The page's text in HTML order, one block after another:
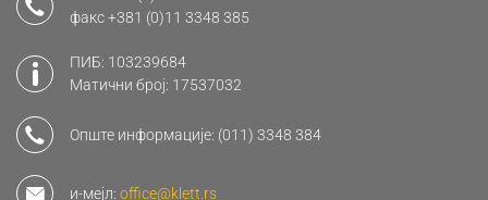
факс+381 (0)11 3348 385
ПИБ: 103239684
Матични број: 17537032
Опште информације: (011) 3348 384
и-мејл: office@klett.rs